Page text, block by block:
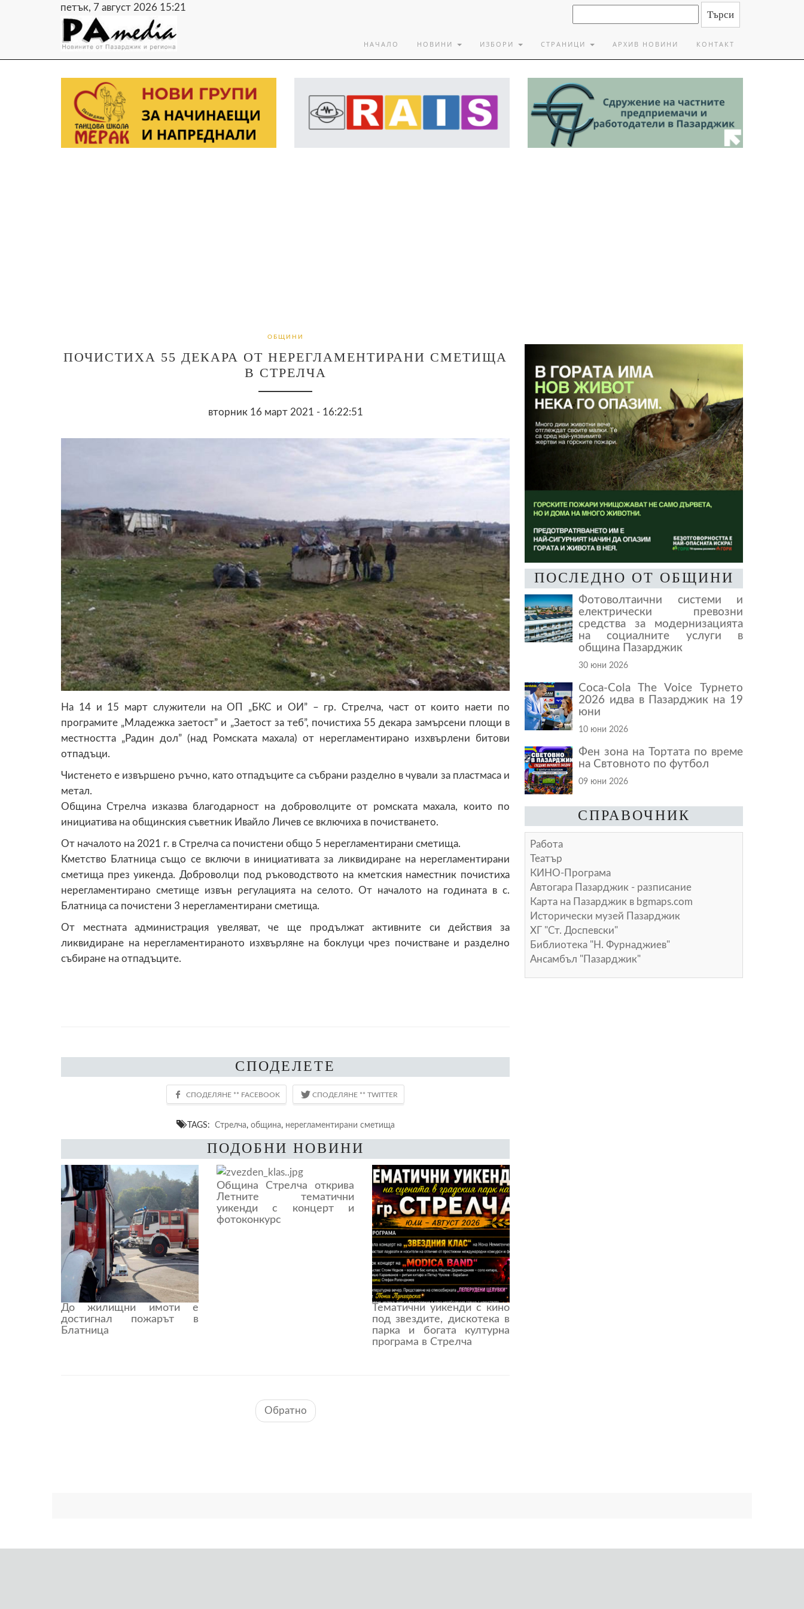
петък, 7 август 2026 15:21
НАЧАЛО НОВИНИ ИЗБОРИ СТРАНИЦИ АРХИВ НОВИНИ КОНТАКТ
ОБЩИНИ
ПОЧИСТИХА 55 ДЕКАРА ОТ НЕРЕГЛАМЕНТИРАНИ СМЕТИЩА
В СТРЕЛЧА
вторник 16 март 2021 - 16:22:51
На 14 и 15 март служители на ОП „БКС и ОИ” – гр. Стрелча, част от които наети по
програмите „Младежка заетост” и „Заетост за теб”, почистиха 55 декара замърсени площи в
местността „Радин дол” (над Ромската махала) от нерегламентирано изхвърлени битови
отпадъци.
Чистенето е извършено ръчно, като отпадъците са събрани разделно в чували за пластмаса и
метал.
Община Стрелча изказва благодарност на доброволците от ромската махала, които по
инициатива на общинския съветник Ивайло Личев се включиха в почистването.
От началото на 2021 г. в Стрелча са почистени общо 5 нерегламентирани сметища.
Кметство Блатница също се включи в инициативата за ликвидиране на нерегламентирани
сметища през уикенда. Доброволци под ръководството на кметския наместник почистиха
нерегламентирано сметище извън регулацията на селото. От началото на годината в с.
Блатница са почистени 3 нерегламентирани сметища.
От местната администрация увеляват, че ще продължат активните си действия за
ликвидиране на нерегламентираното изхвърляне на боклуци чрез почистване и разделно
събиране на отпадъците.
СПОДЕЛЕТЕ
TAGS: Стрелча, община, нерегламентирани сметища
ПОДОБНИ НОВИНИ
До жилищни имоти е
достигнал пожарът в
Блатница
Община Стрелча открива
Летните тематични
уикенди с концерт и
фотоконкурс
Тематични уикенди с кино
под звездите, дискотека в
парка и богата културна
програма в Стрелча
Обратно
ПОСЛЕДНО ОТ ОБЩИНИ
Фотоволтаични системи и
електрически превозни
средства за модернизацията
на социалните услуги в
община Пазарджик
30 юни 2026
Coca-Cola The Voice Турнето
2026 идва в Пазарджик на 19
юни
10 юни 2026
Фен зона на Тортата по време
на Свтовното по футбол
09 юни 2026
СПРАВОЧНИК
Работа
Театър
КИНО-Програма
Автогара Пазарджик - разписание
Карта на Пазарджик в bgmaps.com
Исторически музей Пазарджик
ХГ "Ст. Доспевски"
Библиотека "Н. Фурнаджиев"
Ансамбъл "Пазарджик"